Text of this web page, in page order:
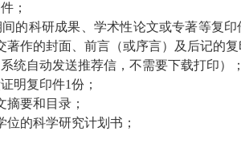
；
的科研成果、学术性论文或专著等复
著作的封面、前言（或序言）及后记的复
统自动发送推荐信，不需要下载打印）；
明复印件1份；
摘要和目录；
位的科学研究计划书；